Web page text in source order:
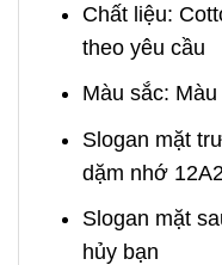
Chất liệu:
theo yêu cầu
Màu sắc: Màu
Slogan mặt
dặm nhớ 12A2
Slogan mặt
hủy bạn